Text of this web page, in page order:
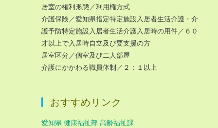
居室の権利形態／利用権方式
介護保険／愛知県指定特定施設入居者生活介護・介
護予防特定施設入居者生活介護入居時の用件／６０
才以上で入居時自立及び要支援の方
居室区分／個室及び二人部屋
介護にかかわる職員体制／２：１以上
おすすめリンク
愛知県 健康福祉部 高齢福祉課